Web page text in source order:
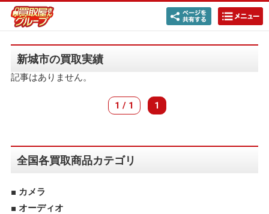
新城市の買取実績
記事はありません。
1 / 1 1
全国各買取商品カテゴリ
カメラ
オーディオ